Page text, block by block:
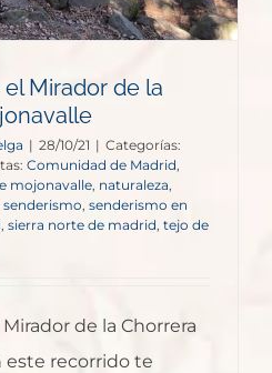
Mirador de la
| 28/10/21 | Categorías:
Comunidad de Madrid,
mojonavalle naturaleza
senderismo senderismo en
sierra norte de madrid tejo de
de la Chorrera
este recorrido te